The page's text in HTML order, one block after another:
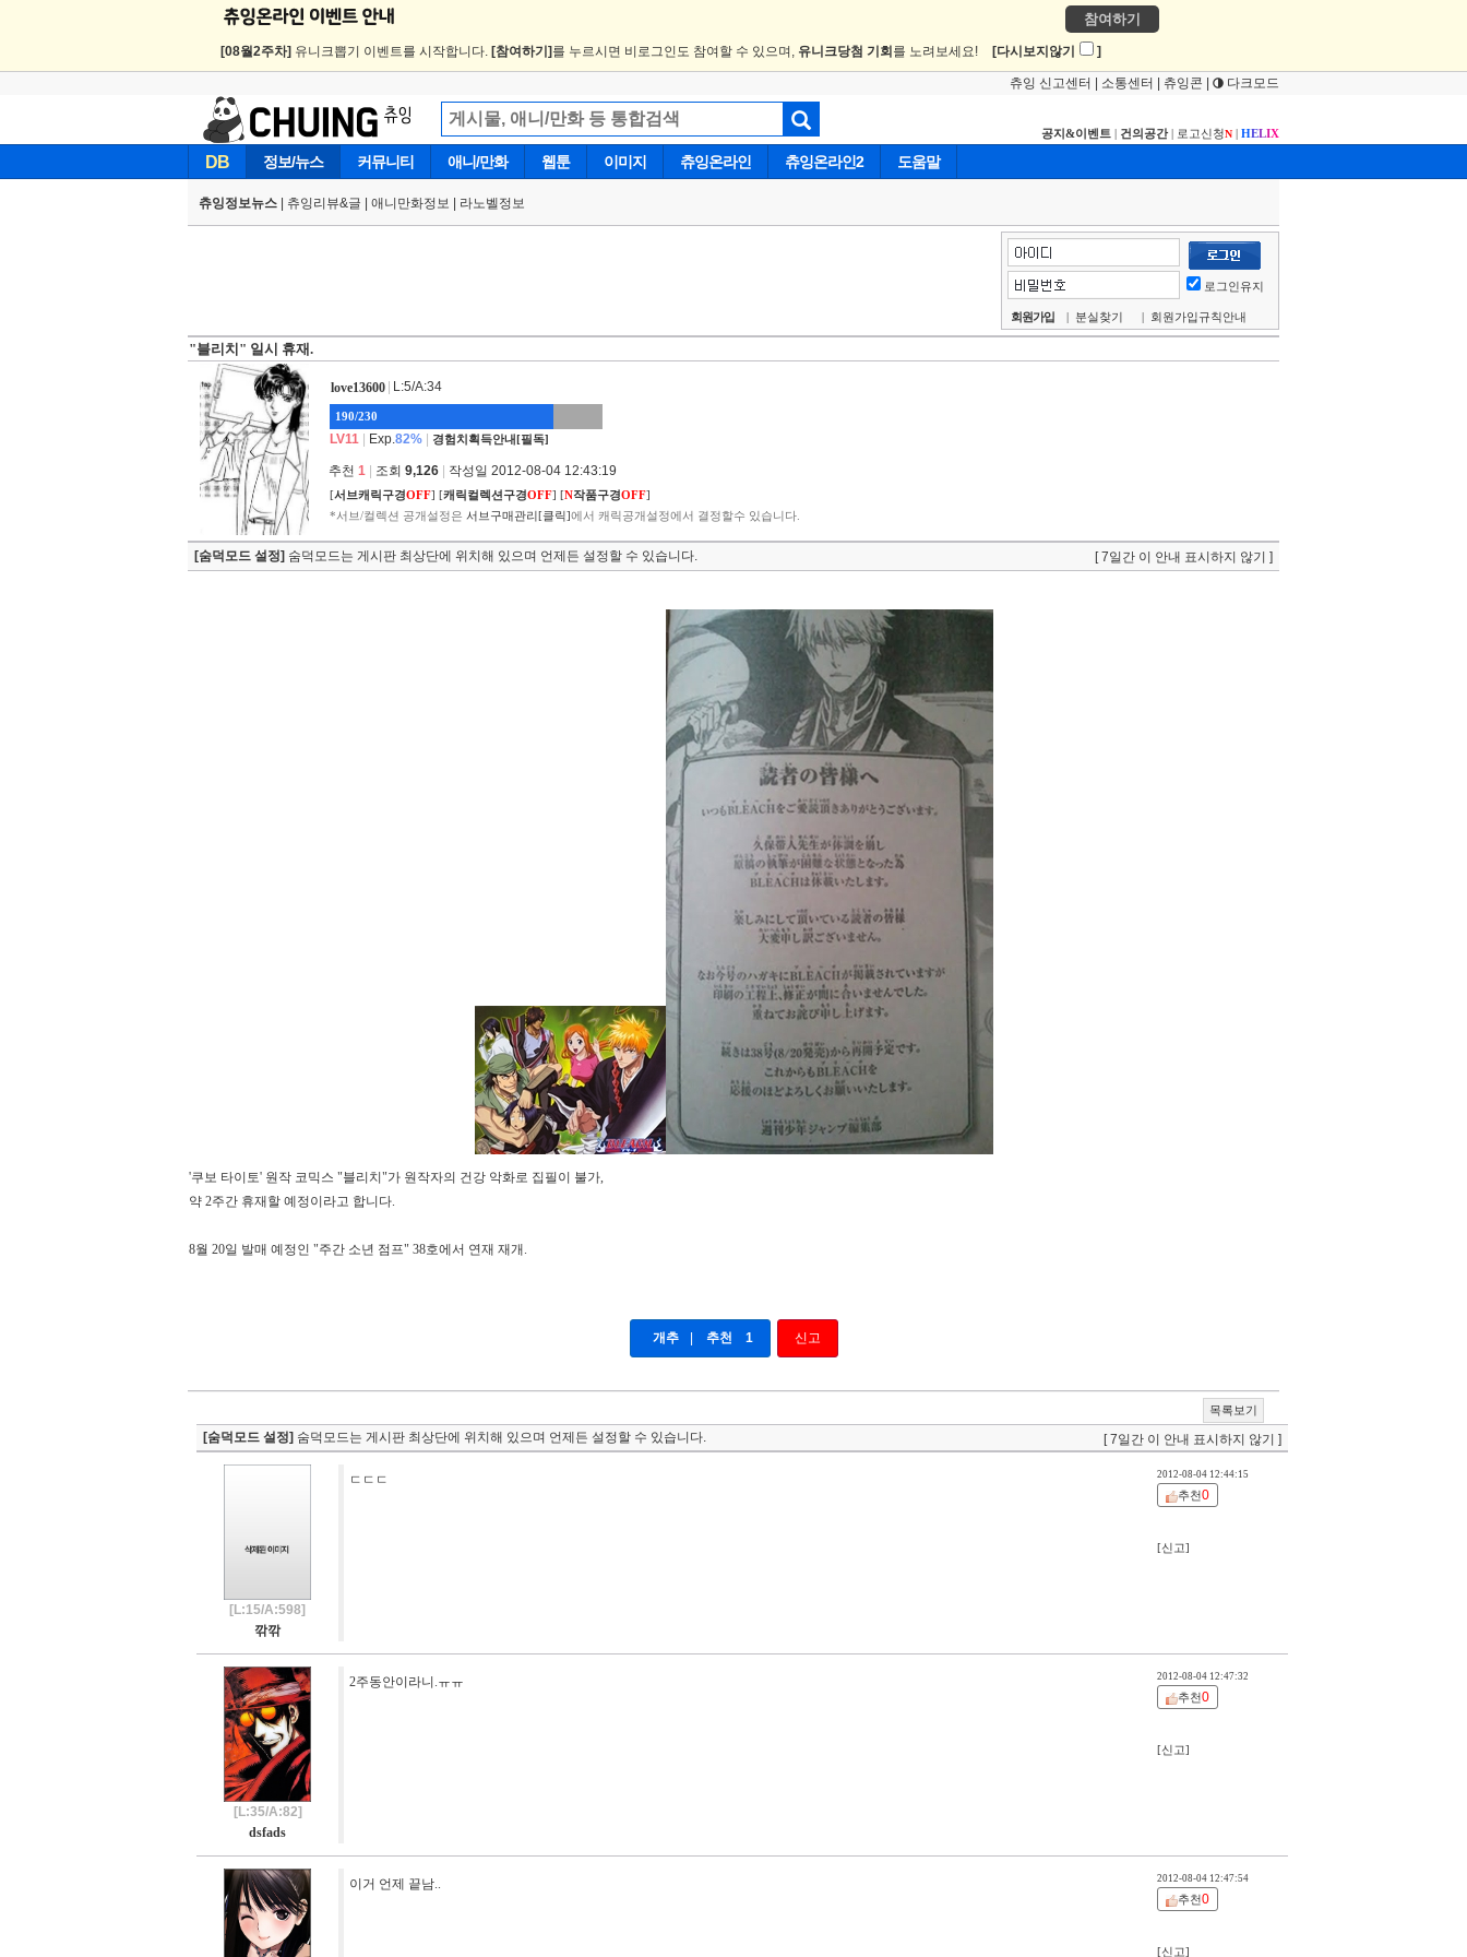
참여하기
[08월2주차] 유니크뽑기 이벤트를 시작합니다. [참여하기] 를 누르시면 비로그인도 참여할 수 있으며, 유니크당첨 기회 를 노려보세요! [다시보지않기 ]
츄잉 신고센터 소통센터 츄잉콘 다크모드
공지&이벤트 | 건의공간| 로고신청N | HELIX
DB 정보/뉴스 커뮤니티 애니/만화 웹툰 이미지 츄잉온라인 츄잉온라인2 도움말
츄잉정보뉴스 츄잉리뷰&글 애니만화정보 라노벨정보
로그인유지
회원가입 | 분실찾기 | 회원가입규칙안내
"블리치" 일시 휴재.
love13600 L:5/A:34
190/230
LV11 Exp.82% 경험치획득안내[필독]
추천 1 조회 9,126 작성일 2012-08-04 12:43:19
[서브캐릭구경OFF] [캐릭컬렉션구경OFF] [N작품구경OFF]
*서브/컬렉션 공개설정은 서브구매관리[클릭]에서 캐릭공개설정에서 결정할수 있습니다.
[숨덕모드 설정] 숨덕모드는 게시판 최상단에 위치해 있으며 언제든 설정할 수 있습니다. [ 7일간 이 안내 표시하지 않기 ]
'쿠보 타이토' 원작 코믹스 "블리치"가 원작자의 건강 악화로 집필이 불가,
약 2주간 휴재할 예정이라고 합니다.
8월 20일 발매 예정인 "주간 소년 점프" 38호에서 연재 재개.
개추 추천 1 신고
목록보기
[숨덕모드 설정] 숨덕모드는 게시판 최상단에 위치해 있으며 언제든 설정할 수 있습니다. [ 7일간 이 안내 표시하지 않기 ]
[L:15/A:598]
깎깎
ㄷㄷㄷ 2012-08-04 12:44:15
추천0
[신고]
[L:35/A:82]
dsfads
2주동안이라니.ㅠㅠ 2012-08-04 12:47:32
추천0
[신고]
이거 언제 끝남.. 2012-08-04 12:47:54
추천0
[신고]